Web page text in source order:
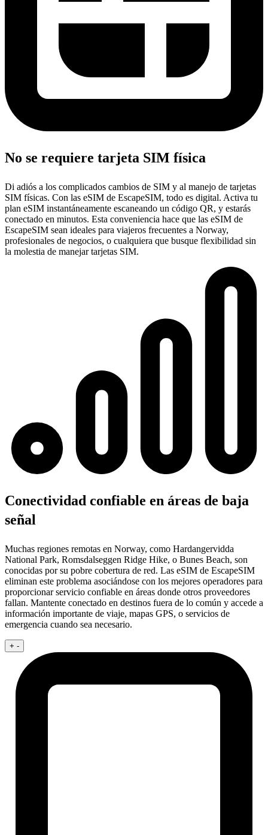
No se requiere tarjeta SIM física
Di adiós a los complicados cambios de SIM y al manejo de tarjetas
SIM físicas. Con las eSIM de EscapeSIM, todo es digital. Activa tu
plan eSIM instantáneamente escaneando un código QR, y estarás
conectado en minutos. Esta conveniencia hace que las eSIM de
EscapeSIM sean ideales para viajeros frecuentes a Norway,
profesionales de negocios, o cualquiera que busque flexibilidad sin
la molestia de manejar tarjetas SIM.
Conectividad confiable en áreas de baja
señal
Muchas regiones remotas en Norway, como Hardangervidda
National Park, Romsdalseggen Ridge Hike, o Bunes Beach, son
conocidas por su pobre cobertura de red. Las eSIM de EscapeSIM
eliminan este problema asociándose con los mejores operadores para
proporcionar servicio confiable en áreas donde otros proveedores
fallan. Mantente conectado en destinos fuera de lo común y accede a
información importante de viaje, mapas GPS, o servicios de
emergencia cuando sea necesario.
+ -